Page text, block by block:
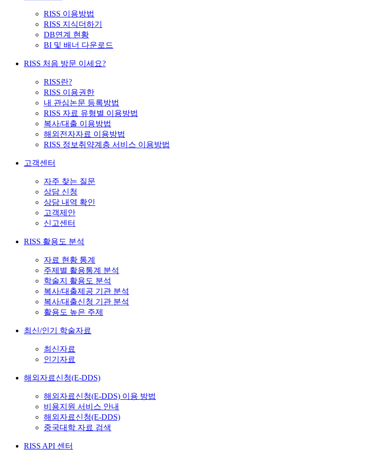
RISS 이용방법
RISS 지식더하기
DB연계 현황
BI 및 배너 다운로드
RISS 처음 방문 이세요?
RISS란?
RISS 이용권한
내 관심논문 등록방법
RISS 자료 유형별 이용방법
복사/대출 이용방법
해외전자자료 이용방법
RISS 정보취약계층 서비스 이용방법
고객센터
자주 찾는 질문
상담 신청
상담 내역 확인
고객제안
신고센터
RISS 활용도 분석
자료 현황 통계
주제별 활용통계 분석
학술지 활용도 분석
복사/대출제공 기관 분석
복사/대출신청 기관 분석
활용도 높은 주제
최신/인기 학술자료
최신자료
인기자료
해외자료신청(E-DDS)
해외자료신청(E-DDS) 이용 방법
비용지원 서비스 안내
해외자료신청(E-DDS)
중국대학 자료 검색
RISS API 센터